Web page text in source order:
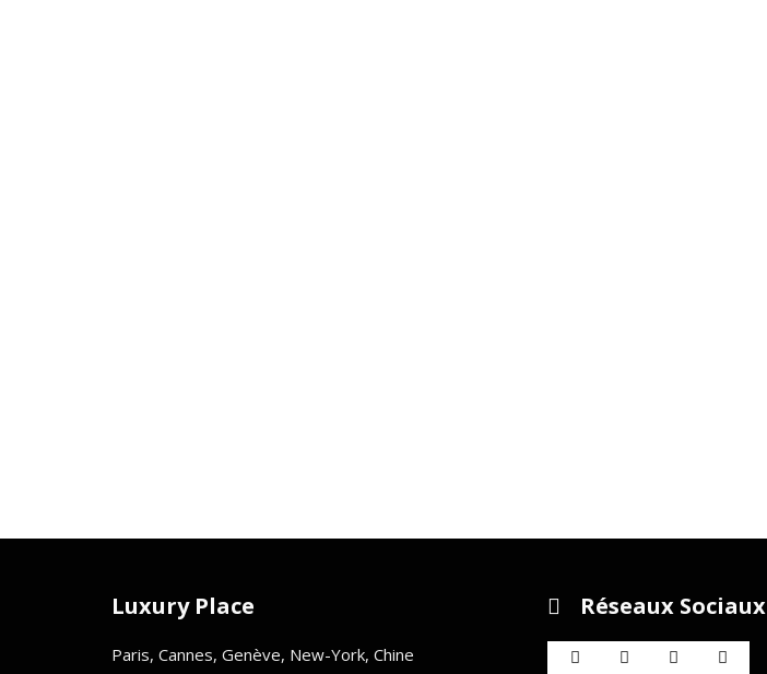
Luxury Place
Paris, Cannes, Genève, New-York, Chine
Réseaux Sociaux